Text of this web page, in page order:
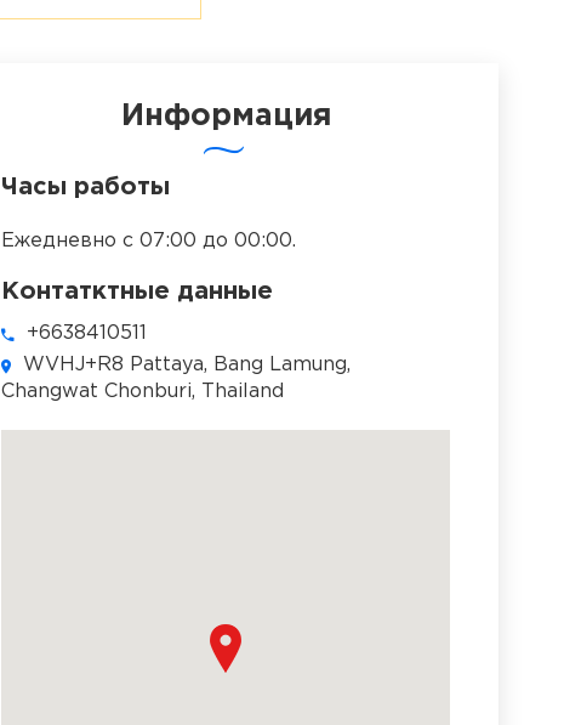
Информация
Часы работы
Ежедневно с 07:00 до 00:00.
Контатктные данные
+6638410511
WVHJ+R8 Pattaya, Bang Lamung,
Changwat Chonburi, Thailand